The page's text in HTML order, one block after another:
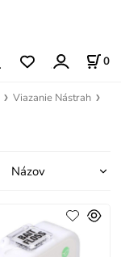
0
Viazanie Nástrah